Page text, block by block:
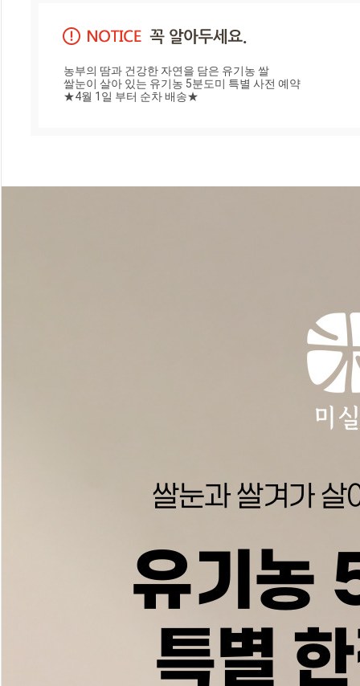
농부의 땀과 건강한 자연을 담은 유기농 쌀
쌀눈이 살아 있는 유기농 5분도미 특별 사전 예약
★4월 1일 부터 순차 배송★